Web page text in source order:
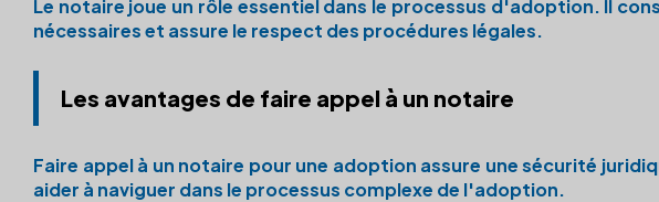
Le notaire joue un rôle essentiel dans le processus d'adoption. Il
nécessaires et assure le respect des procédures légales.
Les avantages de faire appel à un notaire
Faire appel à un notaire pour une adoption assure une sécurité
aider à naviguer dans le processus complexe de l'adoption.